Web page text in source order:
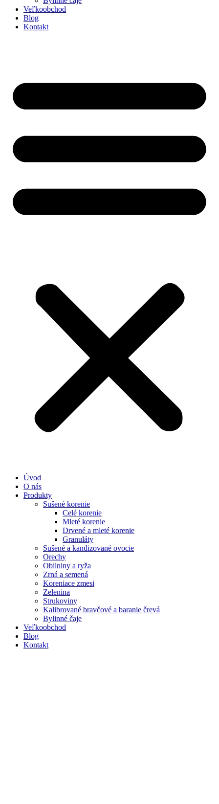
Veľkoobchod
Blog
Kontakt
Úvod
O nás
Produkty
Sušené korenie
Celé korenie
Mleté korenie
Drvené a mleté korenie
Granuláty
Sušené a kandizované ovocie
Orechy
Obilniny a ryža
Zrná a semená
Koreniace zmesi
Zelenina
Strukoviny
Kalibrované bravčové a baranie črevá
Bylinné čaje
Veľkoobchod
Blog
Kontakt